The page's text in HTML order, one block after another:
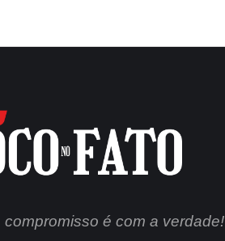
compromisso é com a verdade!